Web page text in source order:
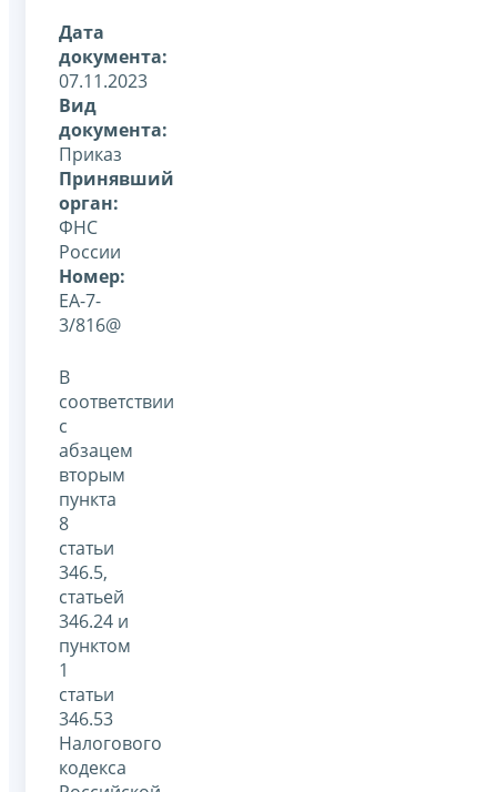
Дата
документа:
07.11.2023
Вид
документа:
Приказ
Принявший
орган:
ФНС
России
Номер:
ЕА-7-
3/816@
В
соответствии
с
абзацем
вторым
пункта
8
статьи
346.5,
статьей
346.24 и
пунктом
1
статьи
346.53
Налогового
кодекса